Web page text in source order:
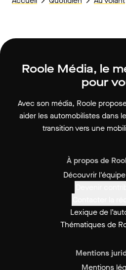
Roole Média, le
pour
Avec son média, Roole
aider les automobilistes dans
transition vers une
À propos de
Découvrir
Lexique de
Thématiques de
Mentions
Mentions